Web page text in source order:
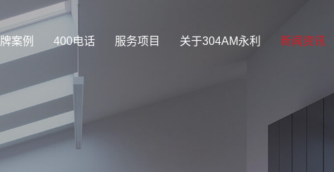
案例 400电话 服务项目 关于304AM永利 新闻资讯